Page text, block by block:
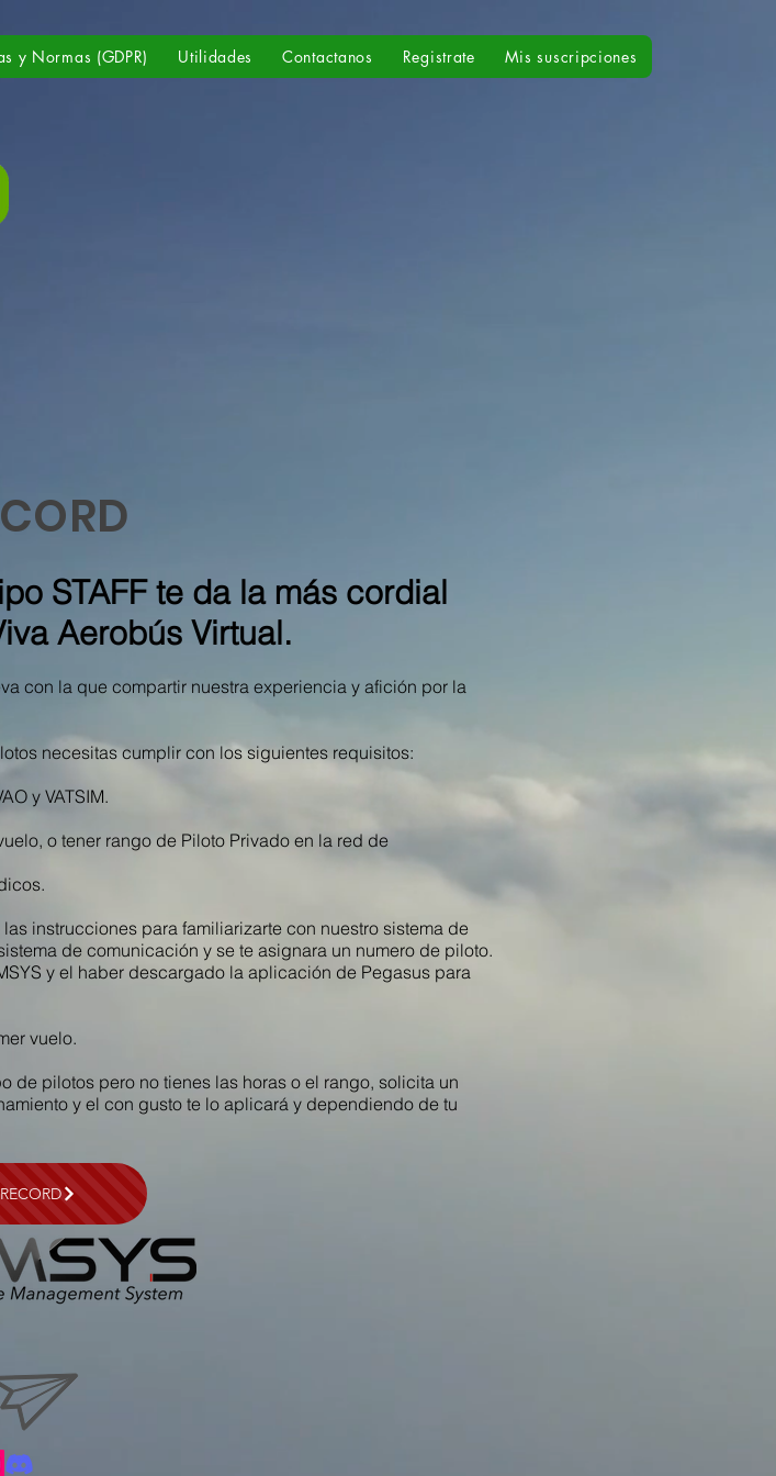
y Normas (GDPR) Utilidades Contactanos Registrate Mis suscripciones
STAFF te da la más cordial
Aerobús Virtual.
con la que compartir nuestra experiencia y afición por la
necesitas cumplir con los siguientes requisitos:
y VATSIM.
vuelo, o tener rango de Piloto Privado en la red de
instrucciones para familiarizarte con nuestro sistema de
de comunicación y se te asignara un numero de piloto.
y el haber descargado la aplicación de Pegasus para
vuelo.
de pilotos pero no tienes las horas o el rango, solicita un
y el con gusto te lo aplicará y dependiendo de tu
RECORD